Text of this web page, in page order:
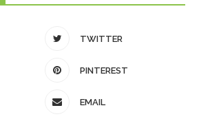
TWITTER
PINTEREST
EMAIL